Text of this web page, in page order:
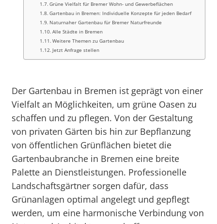
Grüne Vielfalt für Bremer Wohn- und Gewerbeflächen
Gartenbau in Bremen: Individuelle Konzepte für jeden Bedarf
Naturnaher Gartenbau für Bremer Naturfreunde
Alle Städte in Bremen
Weitere Themen zu Gartenbau
Jetzt Anfrage stellen
Der Gartenbau in Bremen ist geprägt von einer
Vielfalt an Möglichkeiten, um grüne Oasen zu
schaffen und zu pflegen. Von der Gestaltung
von privaten Gärten bis hin zur Bepflanzung
von öffentlichen Grünflächen bietet die
Gartenbaubranche in Bremen eine breite
Palette an Dienstleistungen. Professionelle
Landschaftsgärtner sorgen dafür, dass
Grünanlagen optimal angelegt und gepflegt
werden, um eine harmonische Verbindung von